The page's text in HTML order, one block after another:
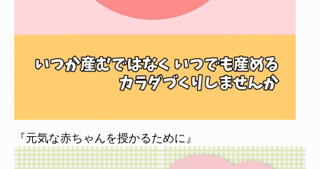
『元気な赤ちゃんを授かるために』